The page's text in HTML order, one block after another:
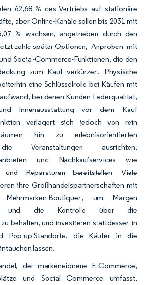
62,68 % des Vertriebs auf stationäre
aber Online-Kanäle sollen bis 2031 mit
% wachsen, angetrieben durch den
zahle-später-Optionen, Anproben mit
Social-Commerce-Funktionen, die den
zum Kauf verkürzen. Physische
eine Schlüsselrolle bei Käufen mit
bei denen Kunden Lederqualität,
Innenausstattung vor dem Kauf
verlagert sich jedoch von rein
hin zu erlebnisorientierten
Veranstaltungen ausrichten,
und Nachkaufservices wie
und Reparaturen bereitstellen. Viele
ihre Großhandelspartnerschaften mit
Boutiquen, um Margen
und die Kontrolle über die
behalten, und investieren stattdessen in
Pop-up-Standorte, die Käufer in die
lassen.
der markeneignene E-Commerce,
und Social Commerce umfasst,